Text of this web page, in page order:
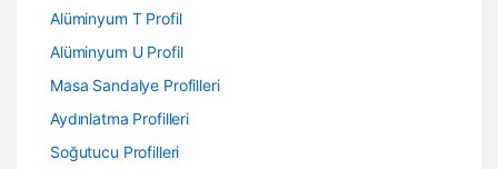
Alüminyum T Profil
Alüminyum U Profil
Masa Sandalye Profilleri
Aydınlatma Profilleri
Soğutucu Profilleri